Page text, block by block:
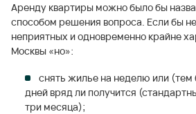
Аренду квартиры можно было бы
способом решения вопроса. Если бы
неприятных и одновременно крайне
Москвы «но»:
снять жилье на неделю или (тем
дней вряд ли получится
три месяца);